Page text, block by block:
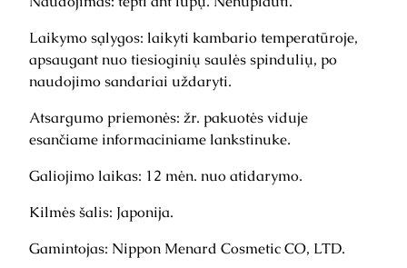
s
:
O
e
t
o
c
l
Laikymo sąlygos: laikyti kambario temperatūroje,
apsaugant nuo tiesioginių saulės spindulių, po
naudojimo sandariai uždaryti.
Atsargumo priemonės: žr. pakuotės viduje
esančiame informaciniame lankstinuke.
Galiojimo laikas: 12 mėn. nuo atidarymo.
Kilmės šalis: Japonija.
Gamintojas: Nippon Menard Cosmetic CO, LTD.